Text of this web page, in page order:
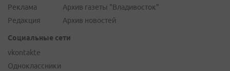
Реклама
Редакция
Архив газеты "Владивосток"
Архив новостей
Социальные сети
vkontakte
Одноклассники